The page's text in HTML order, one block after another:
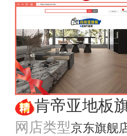
肯帝亚地板
网店类型京东旗舰